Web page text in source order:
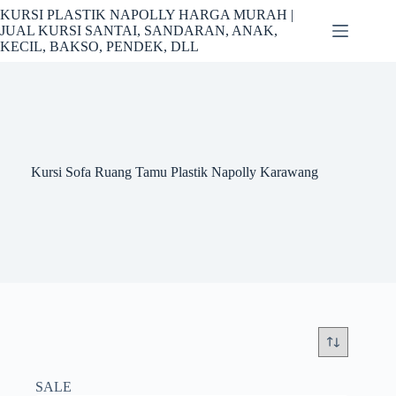
Skip
to
content
KURSI PLASTIK NAPOLLY HARGA MURAH |
JUAL KURSI SANTAI, SANDARAN, ANAK,
KECIL, BAKSO, PENDEK, DLL
Kursi Sofa Ruang Tamu Plastik Napolly Karawang
SALE